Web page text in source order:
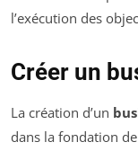
l’exécution des
Créer un
La création d’un
dans la fondation